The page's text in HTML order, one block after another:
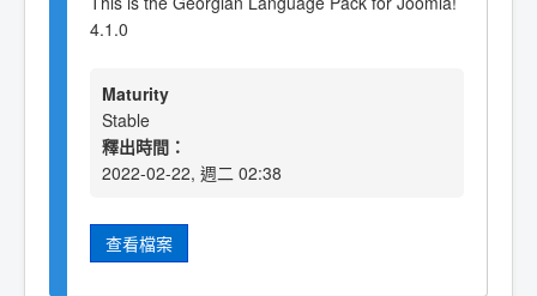
4.1.0
Maturity
Stable
釋出時間：
2022-02-22, 週二 02:38
查看檔案